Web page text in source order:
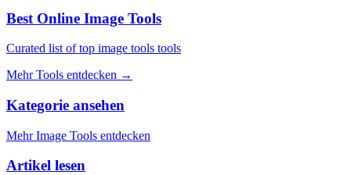
Best Online Image Tools
Curated list of top image tools tools
Mehr Tools entdecken →
Kategorie ansehen
Mehr Image Tools entdecken
Artikel lesen